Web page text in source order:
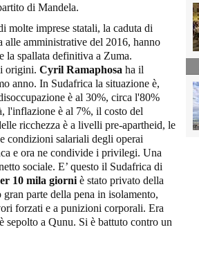
di Mandela.
molte imprese statali, la caduta di
amministrative del 2016, hanno
la spallata definitiva a Zuma.
origini. Cyril Ramaphosa ha il
anno. In Sudafrica la situazione è,
è al 30%, circa l'80%
l'inflazione è al 7%, il costo del
ricchezza è a livelli pre-apartheid, le
condizioni salariali degli operai
e ora ne condivide i privilegi. Una
sociale. E’ questo il Sudafrica di
10 mila giorni è stato privato della
gran parte della pena in isolamento,
forzati e a punizioni corporali. Era
a Qunu. Si è battuto contro un